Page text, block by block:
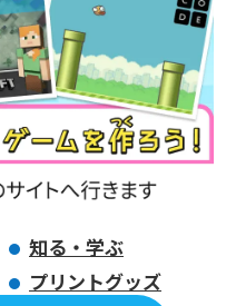
知る・学ぶ
プリントグッズ